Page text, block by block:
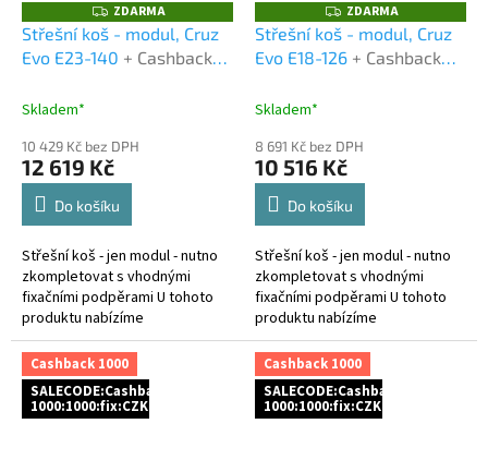
Z
D
A
R
ZDARMA
Střešní koš - modul, Cruz
Evo E23-140 + Cashback
sleva za platbu předem
Skladem*
10 429 Kč bez DPH
12 619 Kč
Do košíku
Střešní koš - jen modul - nutno
zkompletovat s vhodnými
fixačními podpěrami U tohoto
produktu nabízíme
1.000Kč cashback za platbu
předem a to buď bankovním
převodem,...
Z
D
A
R
ZDARMA
Střešní koš - modul, Cruz
Evo E18-126 + Cashback
sleva za platbu předem
Skladem*
8 691 Kč bez DPH
10 516 Kč
Do košíku
Střešní koš - jen modul - nutno
zkompletovat s vhodnými
fixačními podpěrami U tohoto
produktu nabízíme
1.000Kč cashback za platbu
předem a to buď bankovním
převodem,...
Cashback 1000
SALECODE:Cashback
1000:1000:fix:CZK
Cashback 1000
SALECODE:Cashback
1000:1000:fix:CZK